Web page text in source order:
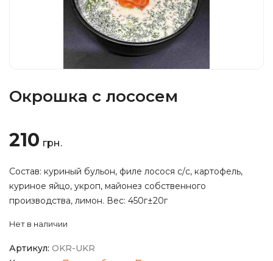
Окрошка с лососем
210 грн.
Состав: куриный бульон, филе лосося с/с, картофель,
куриное яйцо, укроп, майонез собственного
производства, лимон. Вес: 450г±20г
Нет в наличии
Артикул: OKR-UKR